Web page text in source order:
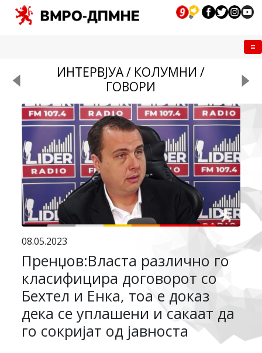
ИНТЕРВЈУА / КОЛУМНИ /
ГОВОРИ
08.05.2023
Пренџов:Власта различно го
класифицира договорот со
Бехтел и Енка, тоа е доказ
дека се уплашени и сакаат да
го сокријат од јавноста